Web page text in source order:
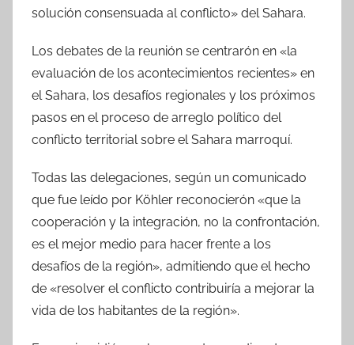
solución consensuada al conflicto» del Sahara.
Los debates de la reunión se centrarón en «la
evaluación de los acontecimientos recientes» en
el Sahara, los desafíos regionales y los próximos
pasos en el proceso de arreglo político del
conflicto territorial sobre el Sahara marroquí.
Todas las delegaciones, según un comunicado
que fue leído por Köhler reconocierón «que la
cooperación y la integración, no la confrontación,
es el mejor medio para hacer frente a los
desafíos de la región», admitiendo que el hecho
de «resolver el conflicto contribuiría a mejorar la
vida de los habitantes de la región».